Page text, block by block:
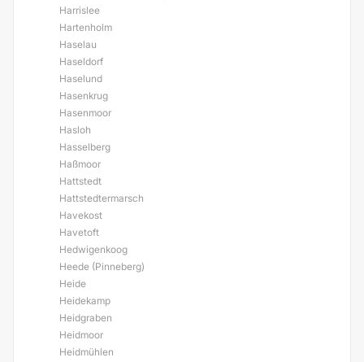
Harrislee
Hartenholm
Haselau
Haseldorf
Haselund
Hasenkrug
Hasenmoor
Hasloh
Hasselberg
Haßmoor
Hattstedt
Hattstedtermarsch
Havekost
Havetoft
Hedwigenkoog
Heede (Pinneberg)
Heide
Heidekamp
Heidgraben
Heidmoor
Heidmühlen